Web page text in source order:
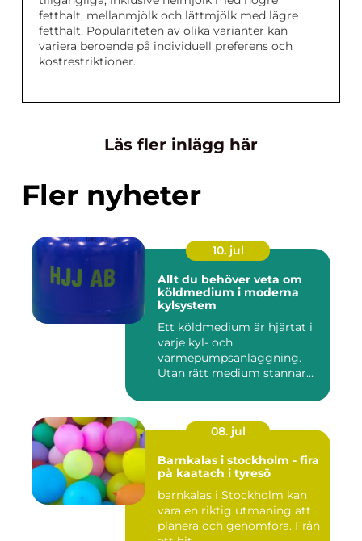
fetthalt, mellanmjölk och lättmjölk med lägre
fetthalt. Populäriteten av olika varianter kan
variera beroende på individuell preferens och
kostrestriktioner.
Läs fler inlägg här
Fler nyheter
10. jul
Allt du behöver veta om
köldmedium i moderna
kylsystem
Ett köldmedium är hjärtat i
varje kyl- och
värmepumpsanläggning.
Utan rätt medium stannar
08. jul
Barnkalas i stockholm - fira
på kaatach i tyresö
barnkalas i Stockholm kan
vara en riktig utmaning att
planera och genomföra. Från